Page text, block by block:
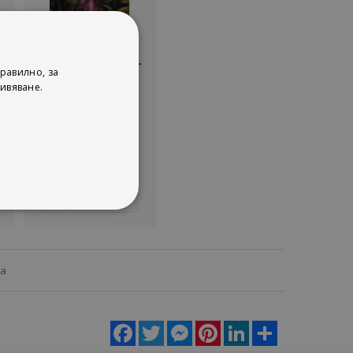
World of Warcraft -
Facebook
Twitter MessengerPinterestLinkedIn
за